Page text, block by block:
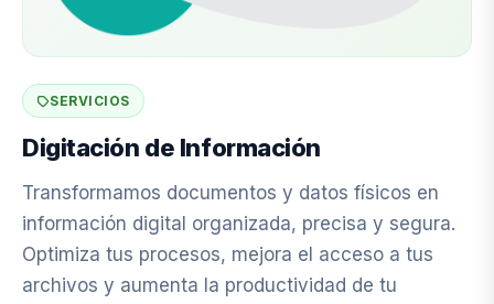
SERVICIOS
Digitación de Información
Transformamos documentos y datos físicos en
información digital organizada, precisa y segura.
Optimiza tus procesos, mejora el acceso a tus
archivos y aumenta la productividad de tu